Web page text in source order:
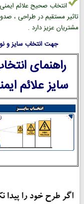
انتخاب صحیح علائم
تاثیر مستقیم در طراحی ،
مشتریان عزیز دارد .
جهت انتخاب سایز و
راهنمای
سایز علائم